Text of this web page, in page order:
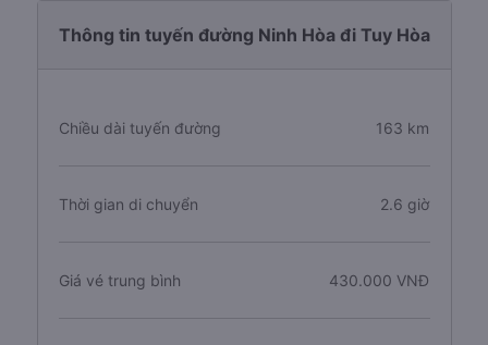
Thông tin tuyến đường Ninh Hòa đi Tuy Hòa
Chiều dài tuyến đường 163 km
Thời gian di chuyển 2.6 giờ
Giá vé trung bình 430.000 VNĐ